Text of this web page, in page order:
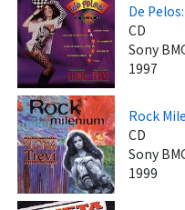
De
CD
Sony
1997
Rock
CD
Sony
1999